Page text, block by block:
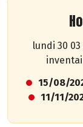
lundi 30
15/08/
11/11/